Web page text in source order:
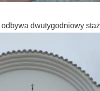
dwutygodniowy